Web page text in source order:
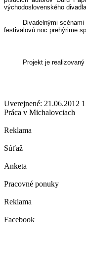
východoslovenského
Divadelnými scénami
festivalovú noc prehýrime
Projekt je
Uverejnené: 21.06.2012
Práca v Michalovciach
Reklama
Súťaž
Anketa
Pracovné ponuky
Reklama
Facebook